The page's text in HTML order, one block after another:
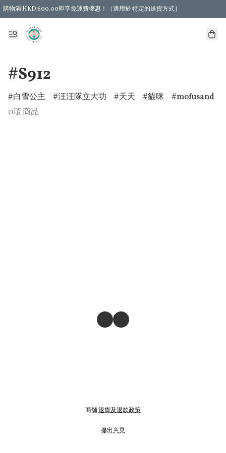
購物滿 HKD 600.00即享免運費優惠！（適用於 特定的送貨方式 )
#S912
白雪公主 汪汪隊立大功 天天 貓咪
mofusand
0項 商品
商舖退貨及退款政策
提出意見